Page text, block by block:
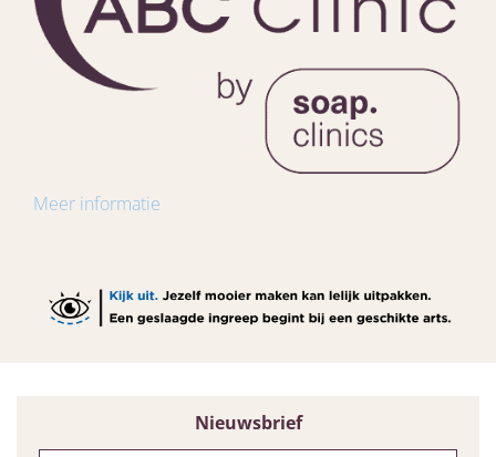
Meer informatie
Nieuwsbrief